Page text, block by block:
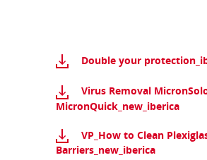
Double your
Virus Removal
MicronQuick_new_iberica
VP_How to Clean
Barriers_new_iberica